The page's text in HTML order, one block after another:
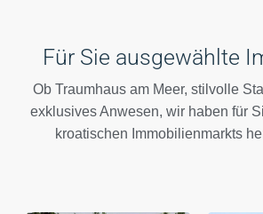
Für Sie ausgewählte
Ob Traumhaus am Meer, stilvolle
exklusives Anwesen, wir haben für
kroatischen Immobilienmarkts